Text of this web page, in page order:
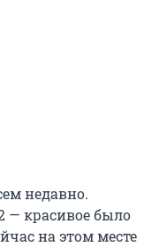
недавно.
— красивое было
на этом месте